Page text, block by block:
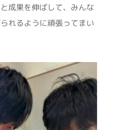
成果を伸ばして、みんな
れるように頑張ってまい